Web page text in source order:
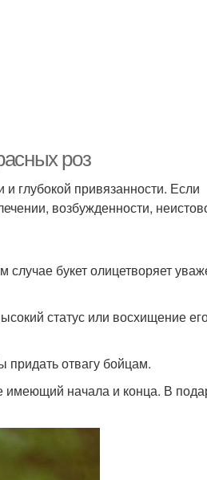
роз
глубокой привязанности. Если
возбужденности,
букет олицетворяет
статус или восхищение
отвагу бойцам.
имеющий начала и конца. В